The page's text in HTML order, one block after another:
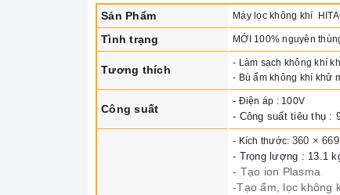
Sản Phẩm Máy lọc không khí
Tình trạng MỚI 100% nguyên
Tương thích
- Làm sạch không khí
- Bù ẩm không khí khử
Công suất
- Điện áp : 100V
- Công suất tiêu thụ :
- Kích thước: 360 ×
- Trọng lượng : 13.1
- Tạo ion Plasma
-Tạo ẩm, lọc không